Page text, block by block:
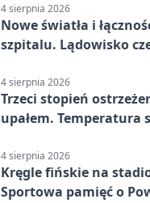
4 sierpnia 2026
Nowe światła i
szpitalu. Lądowisko
4 sierpnia 2026
Trzeci stopień
upałem. Temperatura
4 sierpnia 2026
Kręgle fińskie na
Sportowa pamięć o